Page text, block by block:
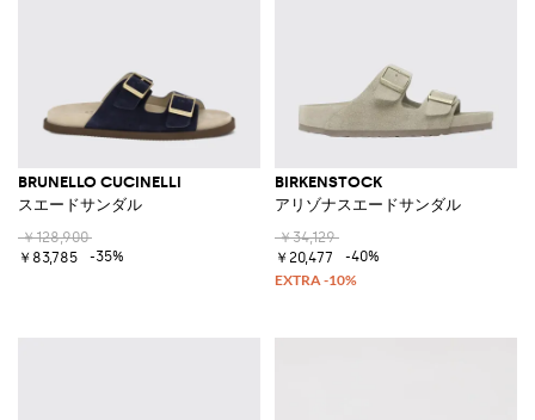
BRUNELLO CUCINELLI
スエードサンダル
￥128,900
￥83,785
-35%
BIRKENSTOCK
アリゾナスエードサンダル
￥34,129
￥20,477
-40%